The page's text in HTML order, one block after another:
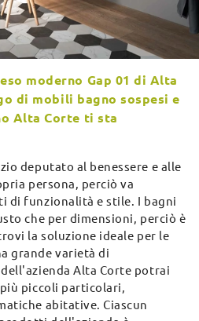
moderno Gap 01 di Alta
di mobili bagno sospesi e
Alta Corte ti sta
deputato al benessere e alle
persona, perciò va
di funzionalità e stile. I bagni
che per dimensioni, perciò è
la soluzione ideale per le
grande varietà di
Alta Corte potrai
piccoli particolari,
abitative. Ciascun